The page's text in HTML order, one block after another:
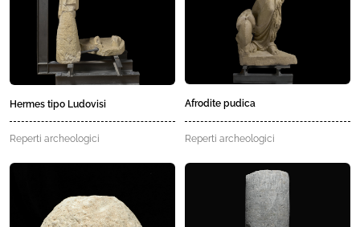
Hermes tipo Ludovisi
Reperti archeologici
Afrodite pudica
Reperti archeologici